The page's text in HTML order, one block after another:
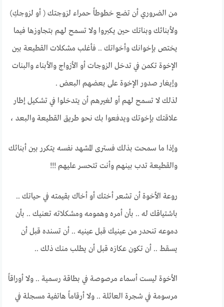
من الضروري أن تضع خطوطاً حمراء لزوجتك ( أو لزوجكِ)
ولأبنائك وبناتك حين يكبروا ولا تسمح لهم بتجاوزها فيما
يختص بإخوانك وأخواتك .. فأغلب مشكلات القطيعة بين
الإخوة تكمن في تدخل الزوجات أو الأزواج والأبناء والبنات
وإيغار صدور الإخوة على بعضهم البعض .
لذلك لا تسمح لهم أو لغيرهم أن يتدخلوا في تشكيل إطار
علاقتك بإخوتك ويدفعوا بك نحو طريق القطيعة والبعد ،
وإذا ما سمحت بذلك فسترى المشهد نفسه يتكرر بين أبنائك
والقطيعة تدب بينهم وأنت تتحسر عليهم !!!
روعة الأخوة أن تشعر أختك أو أخاك بقيمته في حياتك ..
باشتياقك له .. بأن أمره وهمومه ومشكلاته تعنيك .. بأن
دموعه تنحدر من عينيك قبل عينيه .. أن تسنده قبل أن
يسقط .. أن تكون عكازه قبل أن يطلب منك ذلك ..
الأخوة ليست أسماء مرصوصة في بطاقة رسمية .. ولا أوراقاً
مرسومة في شجرة العائلة .. ولا أرقاماً هاتفية مسجلة في